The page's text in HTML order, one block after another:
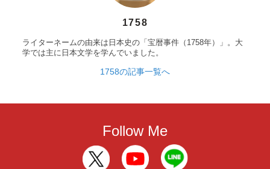
1758
ライターネームの由来は日本史の「宝暦事件（1758年）」。大
学では主に日本文学を学んでいました。
1758の記事一覧へ
Follow Me